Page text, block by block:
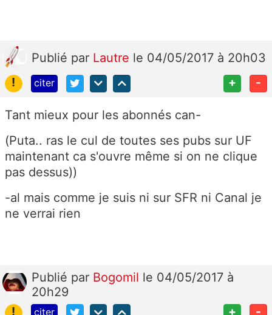
Publié par Lautre le 04/05/2017 à 20h03
!
citer + -
Tant mieux pour les abonnés can-
(Puta.. ras le cul de toutes ses pubs sur UF
maintenant ca s'ouvre même si on ne clique
pas dessus))
-al mais comme je suis ni sur SFR ni Canal je
ne verrai rien
Publié par Bogomil le 04/05/2017 à
20h29
!
citer + -